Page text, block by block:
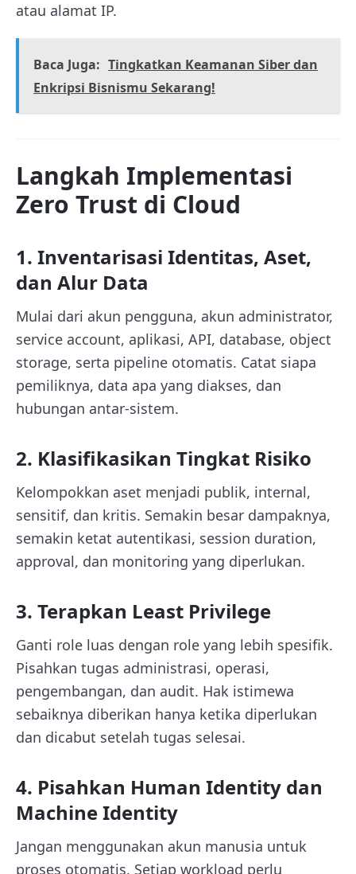
atau alamat IP.
Baca Juga: Tingkatkan Keamanan Siber dan
Enkripsi Bisnismu Sekarang!
Langkah Implementasi
Zero Trust di Cloud
1. Inventarisasi Identitas, Aset,
dan Alur Data
Mulai dari akun pengguna, akun administrator,
service account, aplikasi, API, database, object
storage, serta pipeline otomatis. Catat siapa
pemiliknya, data apa yang diakses, dan
hubungan antar-sistem.
2. Klasifikasikan Tingkat Risiko
Kelompokkan aset menjadi publik, internal,
sensitif, dan kritis. Semakin besar dampaknya,
semakin ketat autentikasi, session duration,
approval, dan monitoring yang diperlukan.
3. Terapkan Least Privilege
Ganti role luas dengan role yang lebih spesifik.
Pisahkan tugas administrasi, operasi,
pengembangan, dan audit. Hak istimewa
sebaiknya diberikan hanya ketika diperlukan
dan dicabut setelah tugas selesai.
4. Pisahkan Human Identity dan
Machine Identity
Jangan menggunakan akun manusia untuk
proses otomatis. Setiap workload perlu